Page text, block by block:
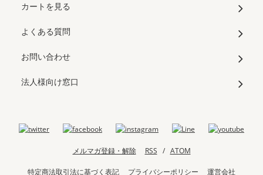
カートを見る
よくある質問
お問い合わせ
法人様向け窓口
メルマガ登録・解除 RSS / ATOM
特定商法取引法に基づく表記 プライバシーポリシー 運営会社